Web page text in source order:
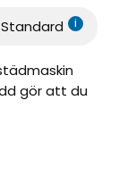
i
gör att du